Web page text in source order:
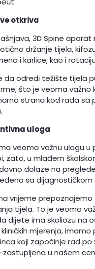
otkriva
3D Spine
držanje tijela,
i karlice, kao i
da odredi težište tijela
što je veoma važno
strana kod rada sa
uloga
veoma važnu ulogu u
zato, u mlađem
dolaze na
sa dijagnostičkom
vrijeme
tijela. To je veoma
dijete ima skoliozu na
mjerenja,
koji započinje rad
zastupljena u našem